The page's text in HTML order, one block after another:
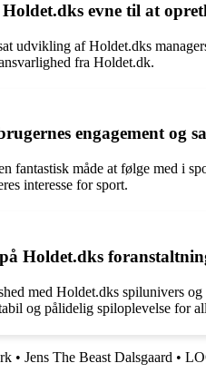
evne til at
udvikling af Holdet.dks
fra Holdet.dk.
engagement og
fantastisk måde at følge med i
interesse for sport.
Holdet.dks
med Holdet.dks spilunivers
og pålidelig spiloplevelse for
• Jens The Beast Dalsgaard •